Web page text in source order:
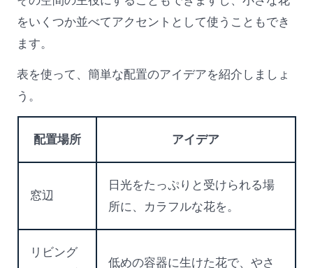
をいくつか並べてアクセントとして使うこともでき
ます。
表を使って、簡単な配置のアイデアを紹介しましょ
う。
配置場所 アイデア
窓辺
日光をたっぷりと受けられる場
所に、カラフルな花を。
リビング
低めの容器に生けた花で、やさ